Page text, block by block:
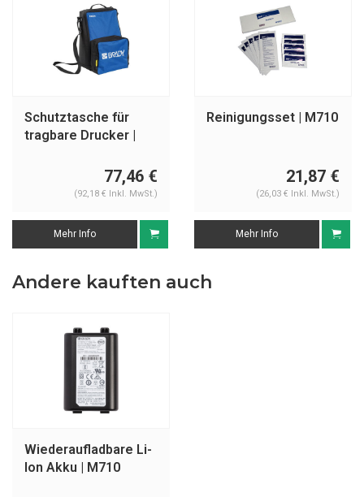
Schutztasche für
tragbare Drucker |
77,46 €
(92,18 € Inkl. MwSt.)
Mehr Info
Reinigungsset | M710
21,87 €
(26,03 € Inkl. MwSt.)
Mehr Info
Andere kauften auch
Wiederaufladbare Li-
Ion Akku | M710